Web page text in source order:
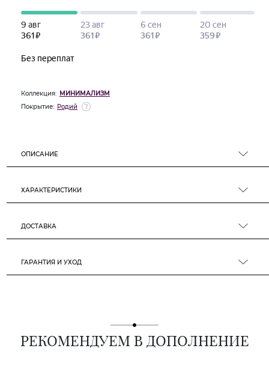
Коллекция: МИНИМАЛИЗМ
Покрытие: Родий
ОПИСАНИЕ
ХАРАКТЕРИСТИКИ
ДОСТАВКА
ГАРАНТИЯ И УХОД
РЕКОМЕНДУЕМ В ДОПОЛНЕНИЕ